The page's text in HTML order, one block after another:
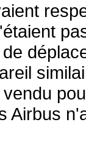
Airbus